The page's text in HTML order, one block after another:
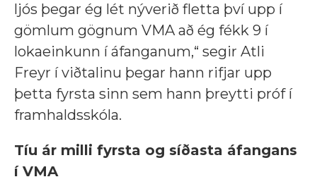
ljós þegar ég lét nýverið fletta því upp í
gömlum gögnum VMA að ég fékk 9 í
lokaeinkunn í áfanganum,“ segir Atli
Freyr í viðtalinu þegar hann rifjar upp
þetta fyrsta sinn sem hann þreytti próf í
framhaldsskóla.
Tíu ár milli fyrsta og síðasta áfangans
í VMA